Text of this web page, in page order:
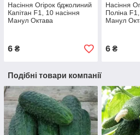
Насіння Огірок бджолиний
Капітан F1, 10 насіння
Манул Октава
6 ₴
Насіння
Поліна
Манул
6₴
Подібні товари компанії